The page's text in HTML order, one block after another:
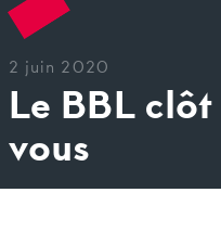
2 juin 2020
Le BBL clôt
vous